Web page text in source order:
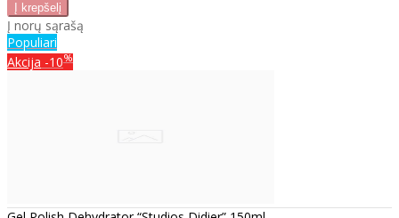
Į norų sąrašą
Populiari
Akcija -10%